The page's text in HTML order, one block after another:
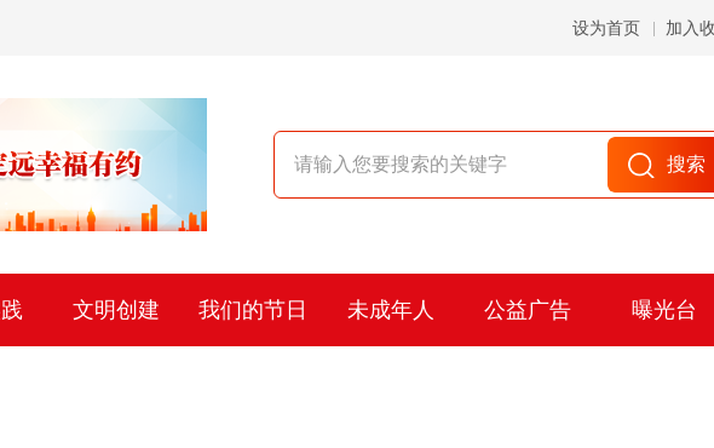
设为首页 加入
文明创建 我们的节日 未成年人 公益广告 曝光台